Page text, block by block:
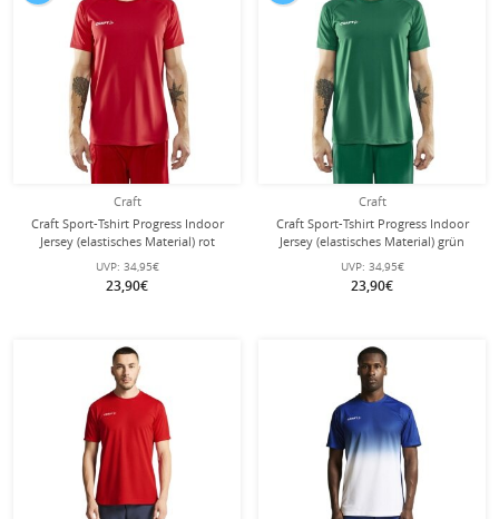
Craft
Craft Sport-Tshirt Progress Indoor
Jersey (elastisches Material) rot
Herren
UVP: 34,95€
23,90€
Craft
Craft Sport-Tshirt Progress Indoor
Jersey (elastisches Material) grün
Herren
UVP: 34,95€
23,90€